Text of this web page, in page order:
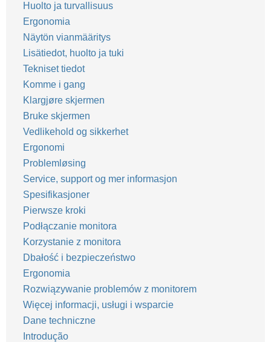
Huolto ja turvallisuus
Ergonomia
Näytön vianmääritys
Lisätiedot, huolto ja tuki
Tekniset tiedot
Komme i gang
Klargjøre skjermen
Bruke skjermen
Vedlikehold og sikkerhet
Ergonomi
Problemløsing
Service, support og mer informasjon
Spesifikasjoner
Pierwsze kroki
Podłączanie monitora
Korzystanie z monitora
Dbałość i bezpieczeństwo
Ergonomia
Rozwiązywanie problemów z monitorem
Więcej informacji, usługi i wsparcie
Dane techniczne
Introdução